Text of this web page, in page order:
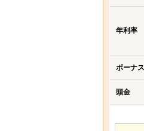
年利率
ボーナ
頭金